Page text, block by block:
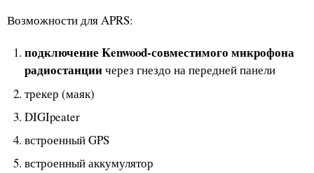
Возможности для APRS:
подключение Kenwood-совместимого микрофона
радиостанциичерез гнездо на передней панели
трекер (маяк)
DIGIpeater
встроенный GPS
встроенный аккумулятор